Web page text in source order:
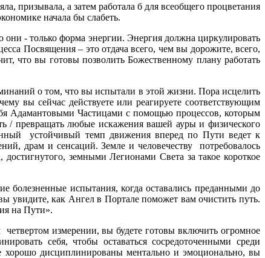
призывала, а затем работала б для всеобщего процветания
начала бы слабеть.
они - только форма энергии. Энергия должна циркулировать
Посвящения – это отдача всего, чем вы дорожите, всего,
что вы готовы позволить Божественному плану работать
о том, что вы испытали в этой жизни. Пора исцелить
вы сейчас действуете или реагируете соответствующим
Адамантовыми Частицами с помощью процессов, которым
/ превращать любые искажения вашей ауры и физического
устойчивый темп движения вперед по Пути ведет к
драм и сенсаций. Земле и человечеству потребовалось
земными Легионами Света за такое короткое
болезненные испытания, когда оставались преданными до
увидите, как Ангел в Портале поможет вам очистить путь.
на Пути».
измерении, вы будете готовы включить огромное
себя, чтобы оставаться сосредоточенными среди
хорошо дисциплинированы ментально и эмоционально, вы